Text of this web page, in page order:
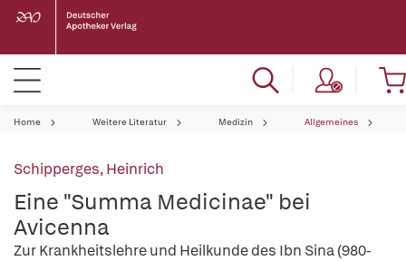
Home Weitere Literatur Medizin Allgemeines
Schipperges, Heinrich
Eine "Summa Medicinae" bei
Avicenna
Zur Krankheitslehre und Heilkunde des Ibn Sina (980-